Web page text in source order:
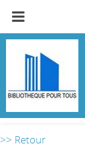
>> Retour